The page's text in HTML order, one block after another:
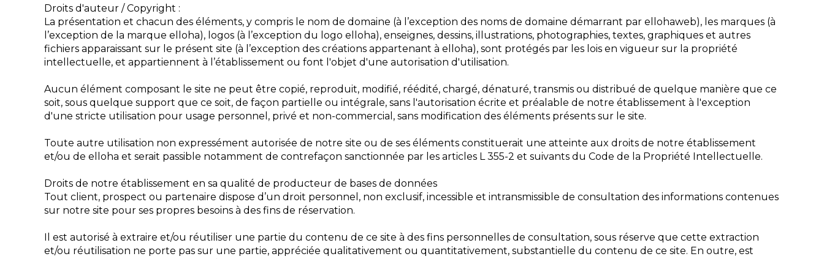
Droits d'auteur / Copyright :
La présentation et chacun des éléments, y compris le nom de domaine (à l’exception des noms de domaine démarrant par ellohaweb), les marques (à
l’exception de la marque elloha), logos (à l’exception du logo elloha), enseignes, dessins, illustrations, photographies, textes, graphiques et autres
fichiers apparaissant sur le présent site (à l’exception des créations appartenant à elloha), sont protégés par les lois en vigueur sur la propriété
intellectuelle, et appartiennent à l’établissement ou font l'objet d'une autorisation d'utilisation.
Aucun élément composant le site ne peut être copié, reproduit, modifié, réédité, chargé, dénaturé, transmis ou distribué de quelque manière que ce
soit, sous quelque support que ce soit, de façon partielle ou intégrale, sans l'autorisation écrite et préalable de notre établissement à l'exception
d'une stricte utilisation pour usage personnel, privé et non-commercial, sans modification des éléments présents sur le site.
Toute autre utilisation non expressément autorisée de notre site ou de ses éléments constituerait une atteinte aux droits de notre établissement
et/ou de elloha et serait passible notamment de contrefaçon sanctionnée par les articles L 355-2 et suivants du Code de la Propriété Intellectuelle.
Droits de notre établissement en sa qualité de producteur de bases de données
Tout client, prospect ou partenaire dispose d’un droit personnel, non exclusif, incessible et intransmissible de consultation des informations contenues
sur notre site pour ses propres besoins à des fins de réservation.
Il est autorisé à extraire et/ou réutiliser une partie du contenu de ce site à des fins personnelles de consultation, sous réserve que cette extraction
et/ou réutilisation ne porte pas sur une partie, appréciée qualitativement ou quantitativement, substantielle du contenu de ce site. En outre, est